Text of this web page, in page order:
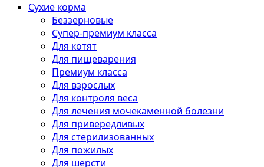
Сухие корма
Беззерновые
Супер-премиум класса
Для котят
Для пищеварения
Премиум класса
Для взрослых
Для контроля веса
Для лечения мочекаменной болезни
Для привередливых
Для стерилизованных
Для пожилых
Для шерсти